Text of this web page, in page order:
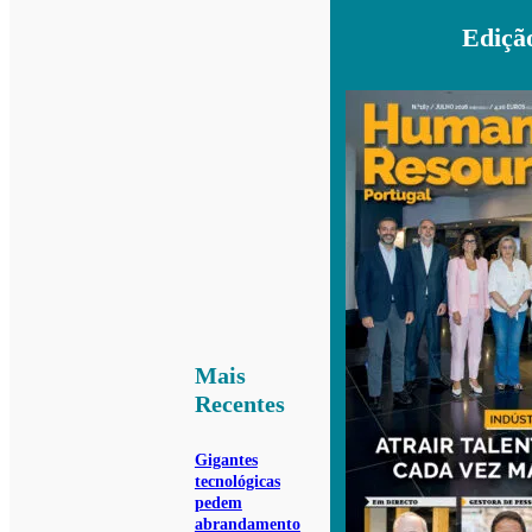
Mais
Recentes
Gigantes
tecnológicas
pedem
abrandamento